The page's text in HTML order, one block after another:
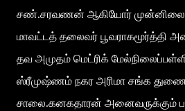
சண்.சரவணன் ஆகியோர் முன்னிலை
மாவட்டத் தலைவர் பூவராகமூர்த்தி
தவ அமுதம் மெட்ரிக்
ஸ்ரீமுஷ்ணம் நகர அரிமா சங்க
சாலை.கனகதாரன் அனைவருக்கும்